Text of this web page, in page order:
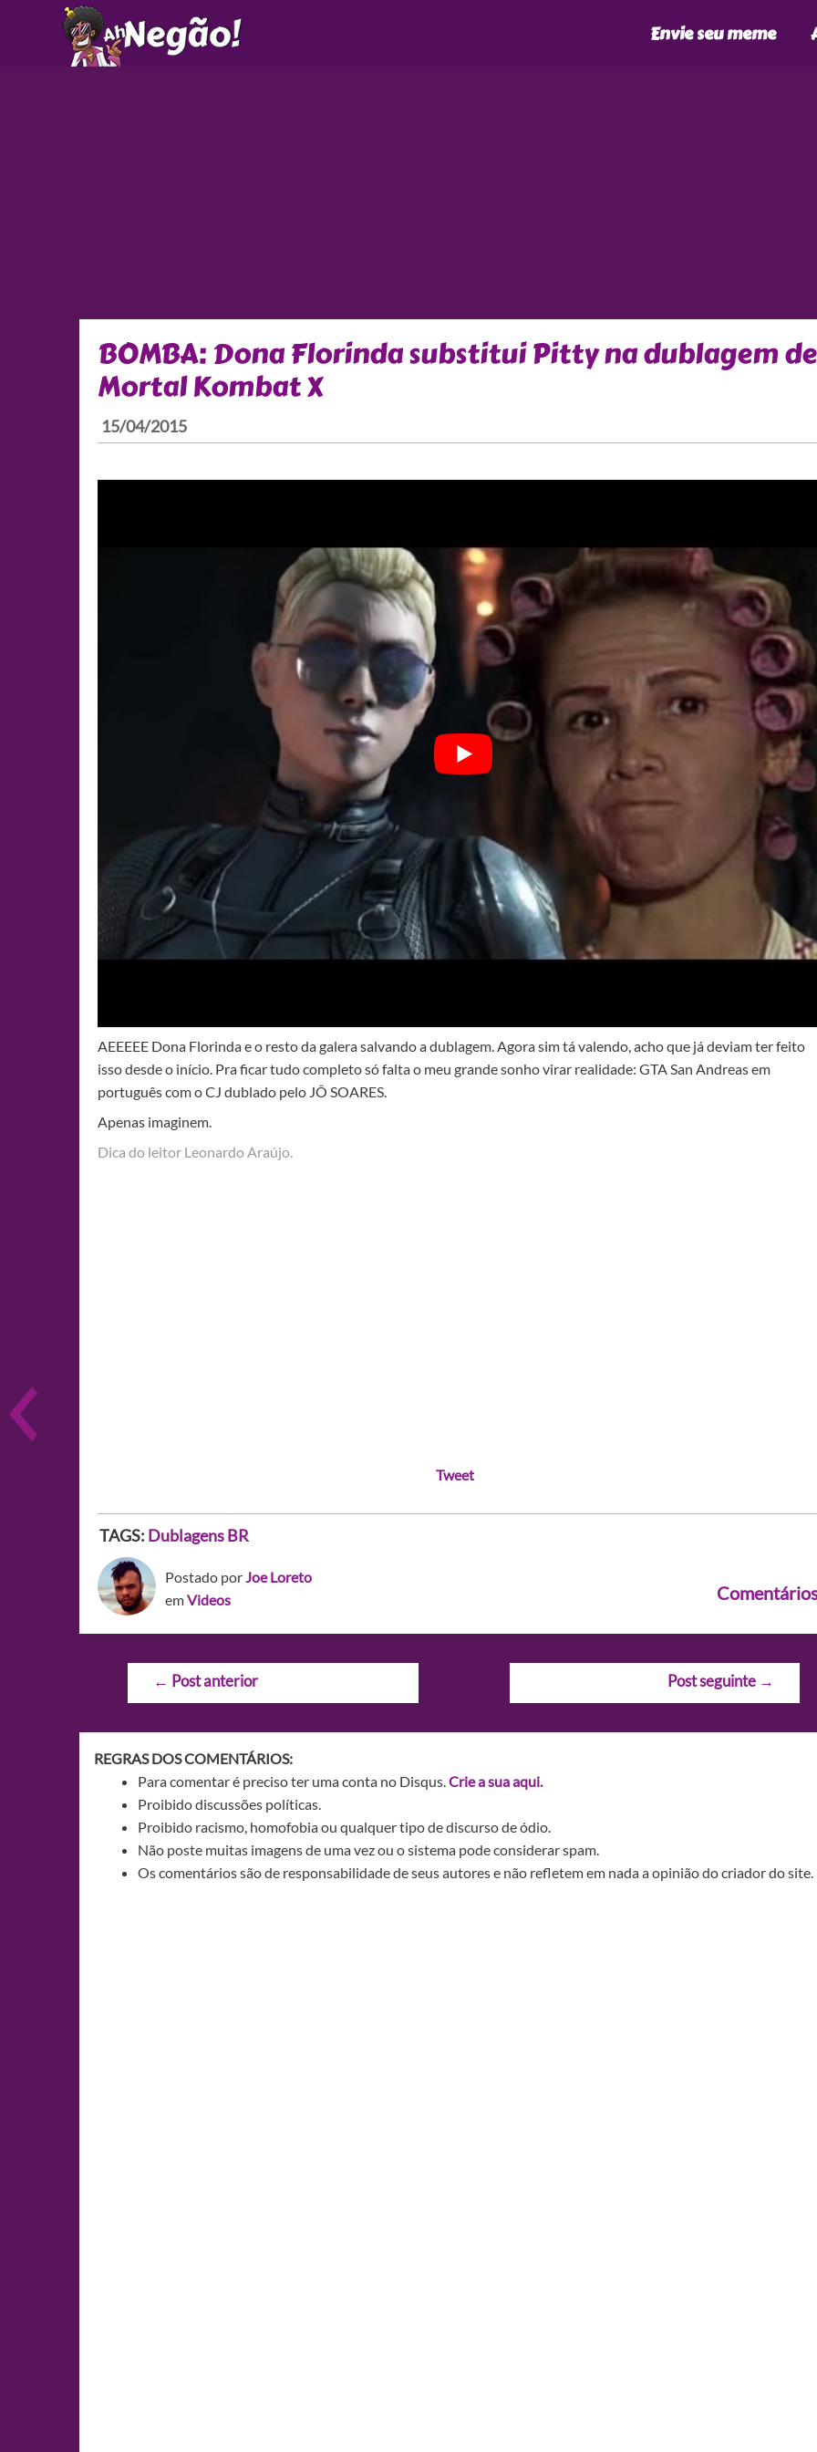
Envie seu meme
BOMBA: Dona Florinda substitui Pitty na dublagem de
Mortal Kombat X
15/04/2015
AEEEEE Dona Florinda e o resto da galera salvando a dublagem. Agora sim tá valendo, acho que já deviam ter feito
isso desde o início. Pra ficar tudo completo só falta o meu grande sonho virar realidade: GTA San Andreas em
português com o CJ dublado pelo JÔ SOARES.
Apenas imaginem.
Dica do leitor Leonardo Araújo.
Tweet
TAGS: Dublagens BR
Postado porJoe Loreto
emVideos
Navegação
← Post anterior Post seguinte →
REGRAS DOS COMENTÁRIOS:
Para comentar é preciso ter uma conta no Disqus.Crie a sua aqui.
Proibido discussões políticas.
Proibido racismo, homofobia ou qualquer tipo de discurso de ódio.
Não poste muitas imagens de uma vez ou o sistema pode considerar spam.
Os comentários são de responsabilidade de seus autores e não refletem em nada a opinião do criador do site.